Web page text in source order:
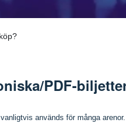
PDF-
används för många